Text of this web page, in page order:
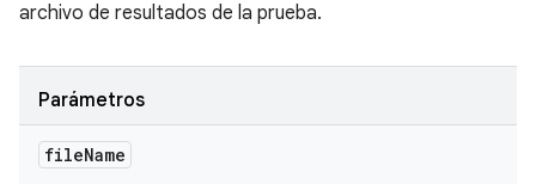
archivo de resultados de la prueba.
Parámetros
fileName